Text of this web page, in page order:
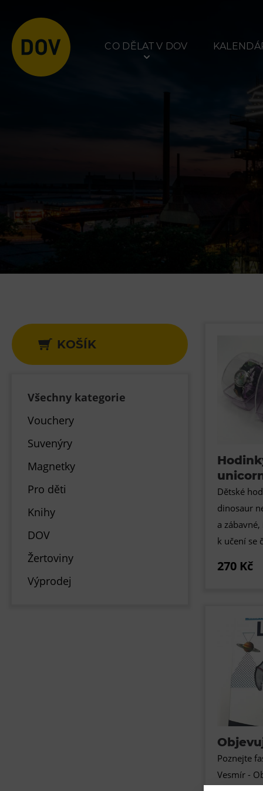
CO DĚLAT V DOV
Velký svět techniky
Malý svět techniky U6
Heligonka
HopJump
Lezecká stěna
FUTUREUM
Prohlídky
KOŠÍK
Všechny kategorie
Vouchery
Suvenýry
Magnetky
Pro děti
Knihy
DOV
Žertoviny
Výprodej
Dětské
dinosaur
a
k učení se
270 Kč
Poznejte
Vesmír -
Stránkování příspěvků